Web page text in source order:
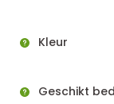
Kleur
Geschikt